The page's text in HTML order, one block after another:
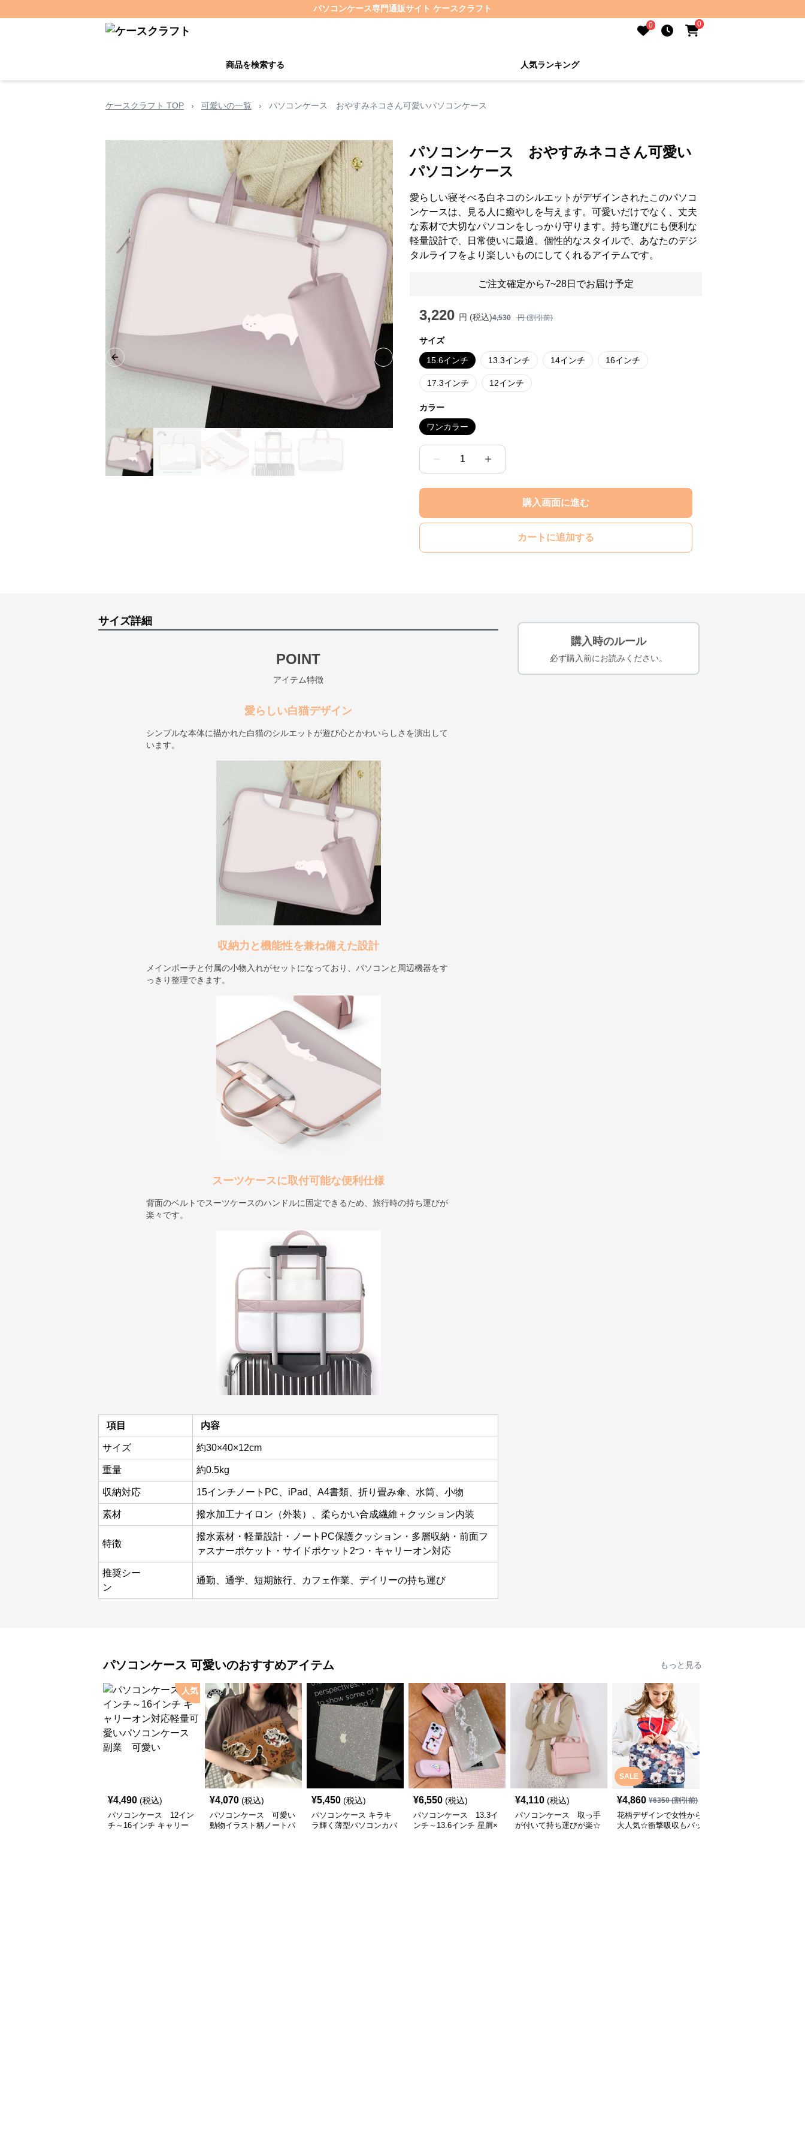
パソコンケース専門通販サイト ケースクラフト
0 0
商品を検索する 人気ランキング
ケースクラフト TOP › 可愛いの一覧 › パソコンケース おやすみネコさん可愛いパソコンケース
Previous slide Next slide
パソコンケース おやすみネコさん可愛い
パソコンケース
愛らしい寝そべる白ネコのシルエットがデザインされたこのパソコ
ンケースは、見る人に癒やしを与えます。可愛いだけでなく、丈夫
な素材で大切なパソコンをしっかり守ります。持ち運びにも便利な
軽量設計で、日常使いに最適。個性的なスタイルで、あなたのデジ
タルライフをより楽しいものにしてくれるアイテムです。
ご注文確定から7~28日でお届け予定
3,220 円 (税込)4,530 円 (割引前)
サイズ
15.6インチ 13.3インチ 14インチ 16インチ
17.3インチ 12インチ
カラー
ワンカラー
1
購入画面に進む
カートに追加する
サイズ詳細
POINT
アイテム特徴
愛らしい白猫デザイン
シンプルな本体に描かれた白猫のシルエットが遊び心とかわいらしさを演出して
います。
収納力と機能性を兼ね備えた設計
メインポーチと付属の小物入れがセットになっており、パソコンと周辺機器をす
っきり整理できます。
スーツケースに取付可能な便利仕様
背面のベルトでスーツケースのハンドルに固定できるため、旅行時の持ち運びが
楽々です。
項目 内容
サイズ 約30×40×12cm
重量 約0.5kg
収納対応 15インチノートPC、iPad、A4書類、折り畳み傘、水筒、小物
素材 撥水加工ナイロン（外装）、柔らかい合成繊維＋クッション内装
特徴
撥水素材・軽量設計・ノートPC保護クッション・多層収納・前面フ
ァスナーポケット・サイドポケット2つ・キャリーオン対応
推奨シー
ン
通勤、通学、短期旅行、カフェ作業、デイリーの持ち運び
購入時のルール
必ず購入前にお読みください。
パソコンケース 可愛いのおすすめアイテム もっと見る
人気
¥4,490 (税込)
パソコンケース 12イン
チ～16インチ キャリー
¥4,070 (税込)
パソコンケース 可愛い
動物イラスト柄ノートパ
¥5,450 (税込)
パソコンケース キラキ
ラ輝く薄型パソコンカバ
¥6,550 (税込)
パソコンケース 13.3イ
ンチ～13.6インチ 星屑×
¥4,110 (税込)
パソコンケース 取っ手
が付いて持ち運びが楽☆
SALE
¥4,860 ¥6350(割引前)
花柄デザインで女性から
大人気☆衝撃吸収もバッ